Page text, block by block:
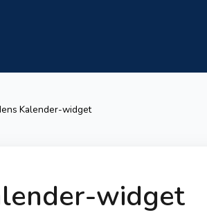
Kalender-widget
widget